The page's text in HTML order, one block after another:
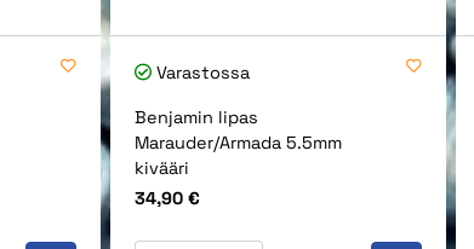
Varastossa
Benjamin lipas
Marauder/Armada 5.5mm
kivääri
Hinta
34,90 €